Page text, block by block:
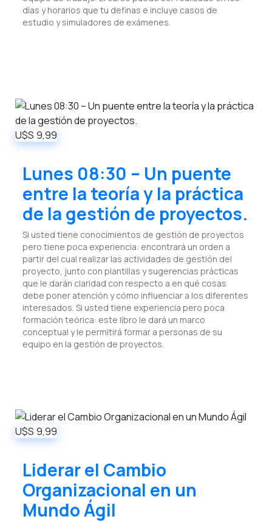
días y horarios que tu definas e incluye casos de
estudio y simuladores de exámenes.
U$S 9,99
Lunes 08:30 – Un puente
entre la teoría y la práctica
de la gestión de proyectos.
Si usted tiene conocimientos de gestión de proyectos
pero tiene poca experiencia: encontrará un orden a
partir del cual realizar las actividades de gestión del
proyecto, junto con plantillas y sugerencias prácticas
que le darán claridad con respecto a en qué cosas
debe poner atención y cómo influenciar a los diferentes
interesados. Si usted tiene experiencia pero poca
formación teórica: este libro le dará un marco
conceptual y le permitirá formar a personas de su
equipo en la gestión de proyectos.
U$S 9,99
Liderar el Cambio
Organizacional en un
Mundo Ágil